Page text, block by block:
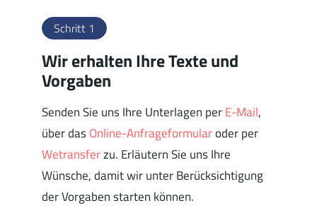
Schritt 1
Wir erhalten Ihre Texte und
Vorgaben
Senden Sie uns Ihre Unterlagen perE-Mail,
über dasOnline-Anfrageformularoder per
Wetransferzu. Erläutern Sie uns Ihre
Wünsche, damit wir unter Berücksichtigung
der Vorgaben starten können.